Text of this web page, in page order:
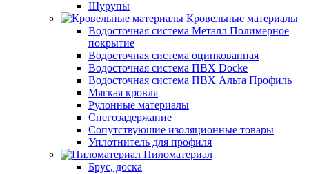
Шурупы
Кровельные материалы
Водосточная система Металл Полимерное
покрытие
Водосточная система оцинкованная
Водосточная система ПВХ Docke
Водосточная система ПВХ Альта Профиль
Мягкая кровля
Рулонные материалы
Снегозадержание
Сопутствуюшие изоляционные товары
Уплотнитель для профиля
Пиломатериал
Брус, доска